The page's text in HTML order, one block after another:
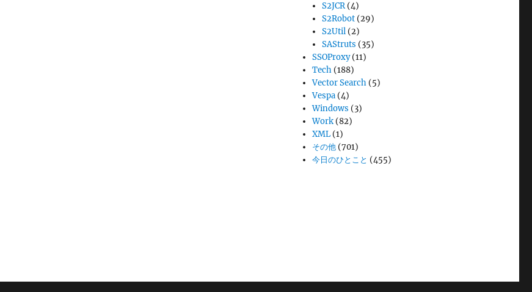
S2JCR(4)
S2Robot (29)
S2Util (2)
SAStruts (35)
SSOProxy(11)
Tech (188)
Vector Search (5)
Vespa (4)
Windows (3)
Work (82)
XML (1)
その他 (701)
今日のひとこと (455)